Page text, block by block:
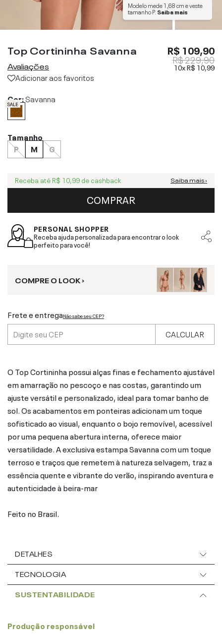
Modelo mede1,68 cme veste
tamanhoP. Saiba mais
Top Cortininha Savanna
Avaliações
Adicionar aos favoritos
R$ 109,90
R$ 229,90
10xR$ 10,99
Cor:Savanna
SALE
Tamanho
P
M G
Receba até R$ 10,99 de cashback Saiba mais ›
COMPRAR
PERSONAL SHOPPER
Receba ajuda personalizada para encontrar o look
perfeito para você!
COMPRE O LOOK ›
Frete e entregaNão sabe seu CEP?
CALCULAR
O Top Cortininha possui alças finas e fechamento ajustável
em amarração no pescoço e nas costas, garantindo um
ajuste versátil e personalizado, ideal para tomar banho de
sol. Os acabamentos em ponteiras adicionam um toque
sofisticado ao visual, enquanto o bojo removível, acessível
por uma pequena abertura interna, oferece maior
versatilidade. A exclusiva estampa Savanna com um toque
terroso e traços que remetem à natureza selvagem, traz a
essência quente e vibrante do verão, inspirando aventura e
autenticidade à beira-mar
Feito no Brasil.
DETALHES
TECNOLOGIA
SUSTENTABILIDADE
Produção responsável